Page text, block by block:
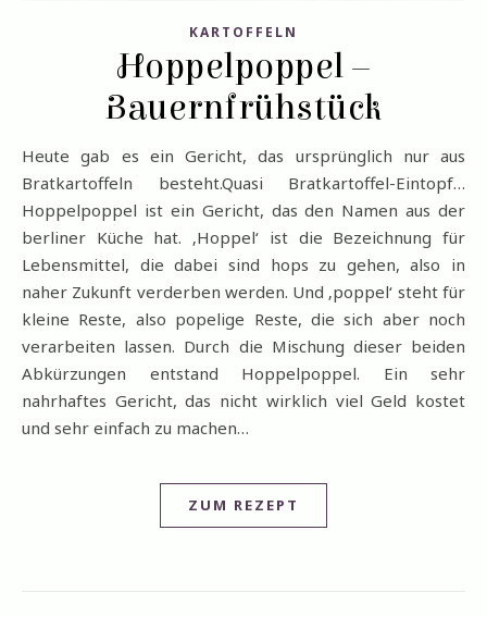
KARTOFFELN
Hoppelpoppel –
Bauernfrühstück
Heute gab es ein Gericht, das ursprünglich nur aus
Bratkartoffeln besteht.Quasi Bratkartoffel-Eintopf…
Hoppelpoppel ist ein Gericht, das den Namen aus der
berliner Küche hat. ‚Hoppel‘ ist die Bezeichnung für
Lebensmittel, die dabei sind hops zu gehen, also in
naher Zukunft verderben werden. Und ‚poppel‘ steht für
kleine Reste, also popelige Reste, die sich aber noch
verarbeiten lassen. Durch die Mischung dieser beiden
Abkürzungen entstand Hoppelpoppel. Ein sehr
nahrhaftes Gericht, das nicht wirklich viel Geld kostet
und sehr einfach zu machen…
ZUM REZEPT